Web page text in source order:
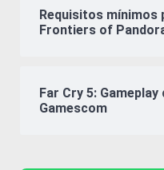
Requisitos
Frontiers of
Far Cry 5:
Gamescom